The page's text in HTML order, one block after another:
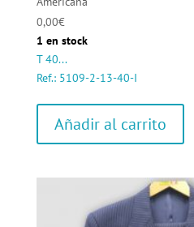
0,00€
1 en stock
T 40...
Ref.: 5109-2-13-40-I
Añadir al carrito